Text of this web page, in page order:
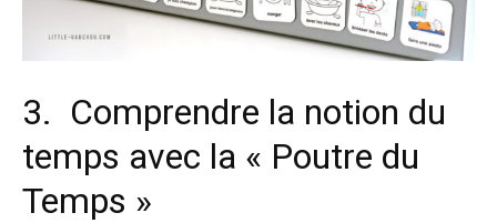
3. Comprendre la notion du
temps avec la « Poutre du
Temps »